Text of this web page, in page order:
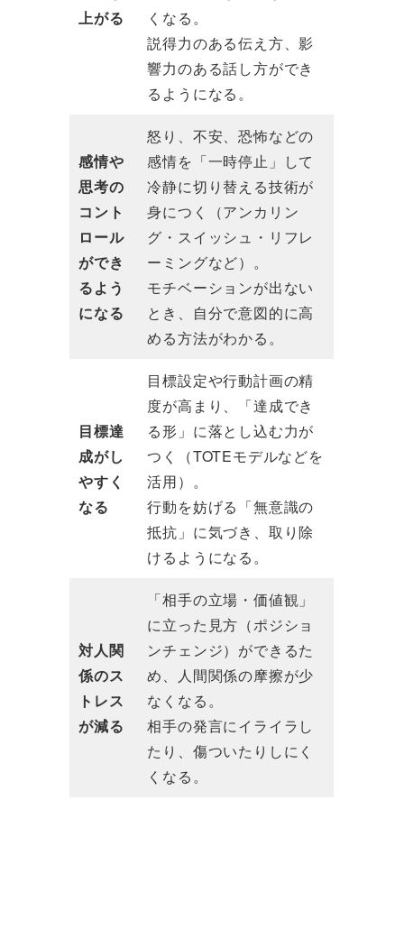
上がる
くなる。
説得力のある伝え方、影
響力のある話し方ができ
るようになる。
感情や
思考の
コント
ロール
ができ
るよう
になる
怒り、不安、恐怖などの
感情を「一時停止」して
冷静に切り替える技術が
身につく（アンカリン
グ・スイッシュ・リフレ
ーミングなど）。
モチベーションが出ない
とき、自分で意図的に高
める方法がわかる。
目標達
成がし
やすく
なる
目標設定や行動計画の精
度が高まり、「達成でき
る形」に落とし込む力が
つく（TOTEモデルなどを
活用）。
行動を妨げる「無意識の
抵抗」に気づき、取り除
けるようになる。
対人関
係のス
トレス
が減る
「相手の立場・価値観」
に立った見方（ポジショ
ンチェンジ）ができるた
め、人間関係の摩擦が少
なくなる。
相手の発言にイライラし
たり、傷ついたりしにく
くなる。